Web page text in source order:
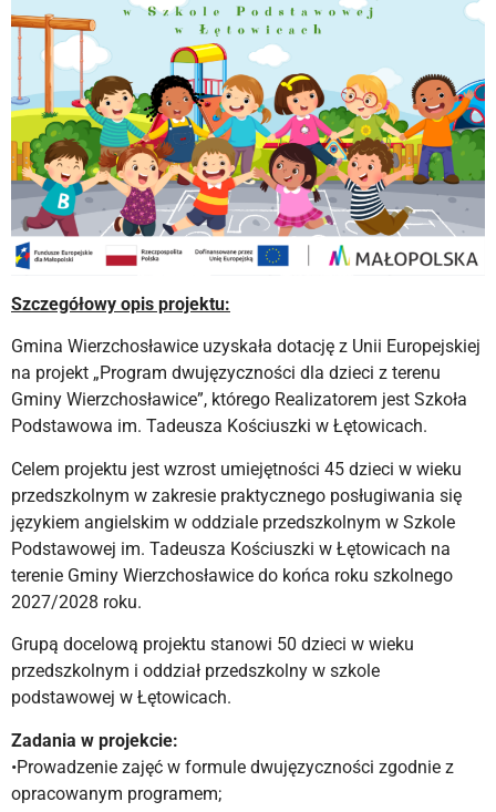
Szczegółowy opis projektu:
Gmina Wierzchosławice uzyskała dotację z Unii Europejskiej
na projekt „Program dwujęzyczności dla dzieci z terenu
Gminy Wierzchosławice”, którego Realizatorem jest Szkoła
Podstawowa im. Tadeusza Kościuszki w Łętowicach.
Celem projektu jest wzrost umiejętności 45 dzieci w wieku
przedszkolnym w zakresie praktycznego posługiwania się
językiem angielskim w oddziale przedszkolnym w Szkole
Podstawowej im. Tadeusza Kościuszki w Łętowicach na
terenie Gminy Wierzchosławice do końca roku szkolnego
2027/2028 roku.
Grupą docelową projektu stanowi 50 dzieci w wieku
przedszkolnym i oddział przedszkolny w szkole
podstawowej w Łętowicach.
Zadania w projekcie:
•Prowadzenie zajęć w formule dwujęzyczności zgodnie z
opracowanym programem;